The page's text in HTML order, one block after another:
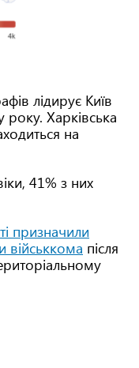
лідирує Київ
Харківська
на
41% з них
призначили
військкома після